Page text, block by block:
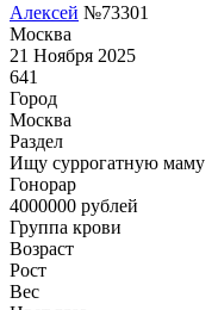
Алексей №73301
Москва
21 Ноября 2025
641
Город
Москва
Раздел
Ищу суррогатную маму
Гонoрар
4000000 рублей
Группа крови
Возраст
Рост
Вес